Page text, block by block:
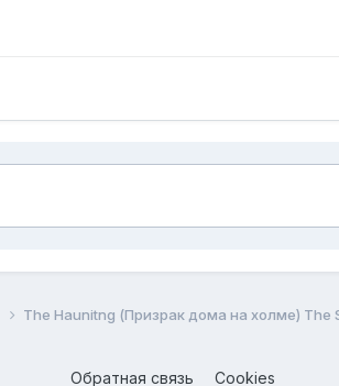
The Haunitng (Призрак дома на холме) The
Обратная связь Cookies